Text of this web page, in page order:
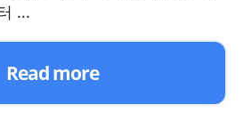
...
Read more